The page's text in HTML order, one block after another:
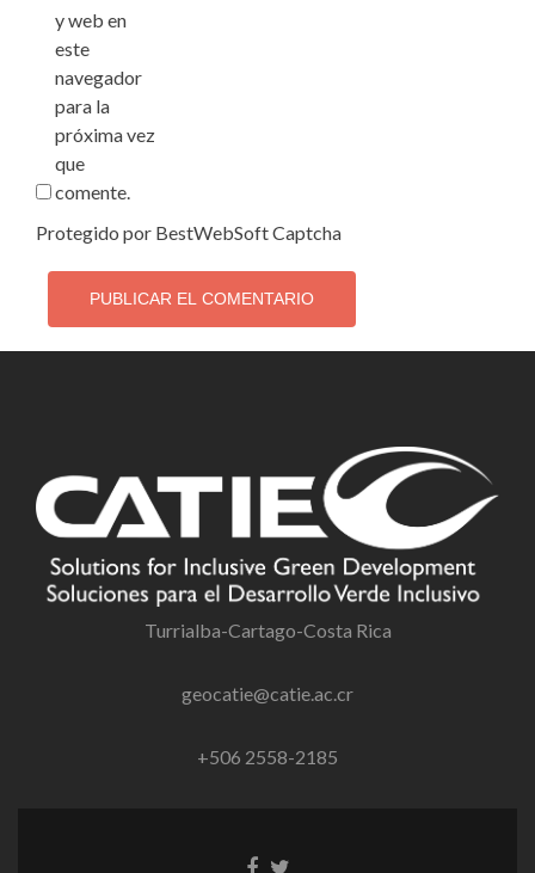
y web en
este
navegador
para la
próxima vez
que
comente.
Protegido por BestWebSoft Captcha
Turrialba-Cartago-Costa Rica
geocatie@catie.ac.cr
+506 2558-2185
EnlaceEnlace